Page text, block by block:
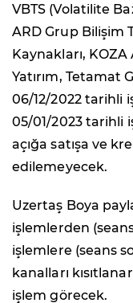
VBTS (Volatilite
ARD Grup Bilişim
Kaynakları,
Yatırım, Tetamat
06/12/2022 tarihli
05/01/2023 tarihli
açığa satışa ve
edilemeyecek.
Uzertaş Boya
işlemlerden
işlemlere (seans
kanalları
işlem görecek.